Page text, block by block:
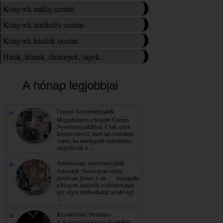
Könyvek műfaj szerint
Könyvek értékelés szerint
Könyvek kiadók szerint
Hírek, filmek, élmények, tagek...
A hónap legjobbjai
Ünnepi Nyereményjáték
Megérkeztem a beígért Ünnepi
Nyereményjátékkal. Csak azért
késtem ennyit, mert azt szerettem
volna, ha mindegyik nyeremény
megérkezik a ...
Születésnapi nyereményjáték
Sziasztok. Nem olyan régen -
pontosan június 5-én - ünnepelte
a blogom második születésnapját,
így végre elérkezhetett az idő egy
Kerstin Gier: Nefelejcs